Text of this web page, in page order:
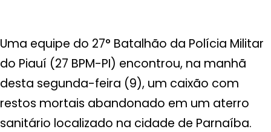
Uma equipe do 27° Batalhão da Polícia Militar
do Piauí (27 BPM-PI) encontrou, na manhã
desta segunda-feira (9), um caixão com
restos mortais abandonado em um aterro
sanitário localizado na cidade de Parnaíba.